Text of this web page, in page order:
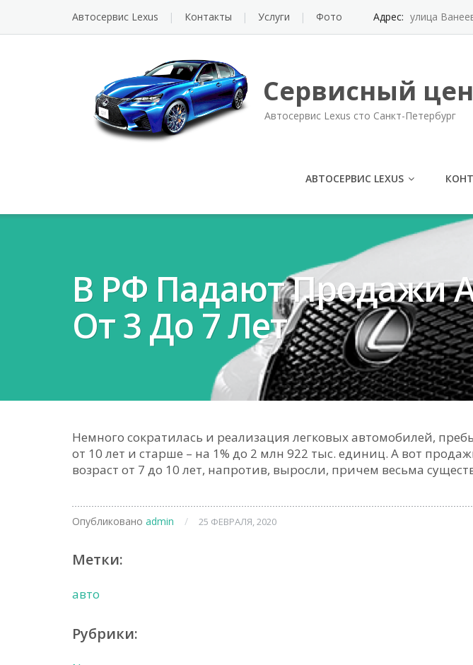
Автосервис Lexus Контакты Услуги Фото Адрес: улица
Сервисный
Автосервис Lexus сто Санкт-Петербург
АВТОСЕРВИС LEXUS
В РФ Падают Продажи
От 3 До 7 Лет
Немного сократилась и реализация легковых автомобилей,
от 10 лет и старше – на 1% до 2 млн 922 тыс. единиц. А вот
возраст от 7 до 10 лет, напротив, выросли, причем весьма
Опубликовано admin / 25 ФЕВРАЛЯ, 2020
Метки:
авто
Рубрики: